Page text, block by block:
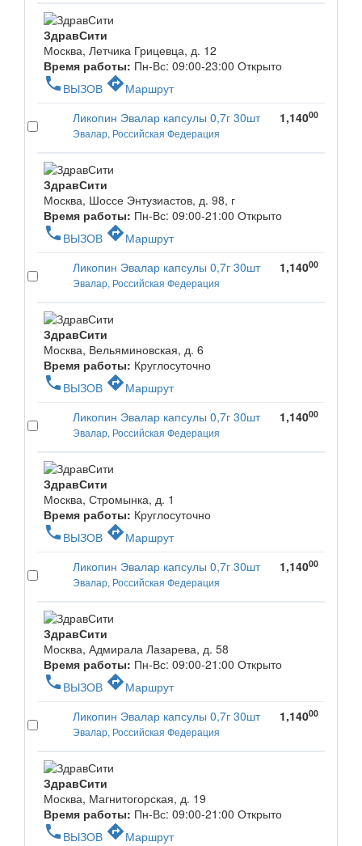
ЗдравСити
Москва, Летчика Грицевца, д. 12
Время работы: Пн-Вс: 09:00-23:00 Открыто
phone ВЫЗОВ directionsМаршрут
Ликопин Эвалар капсулы 0,7г 30шт
Эвалар, Российская Федерация
1,14000
ЗдравСити
Москва, Шоссе Энтузиастов, д. 98, г
Время работы: Пн-Вс: 09:00-21:00 Открыто
phone ВЫЗОВ directionsМаршрут
Ликопин Эвалар капсулы 0,7г 30шт
Эвалар, Российская Федерация
1,14000
ЗдравСити
Москва, Вельяминовская, д. 6
Время работы: Круглосуточно
phone ВЫЗОВ directionsМаршрут
Ликопин Эвалар капсулы 0,7г 30шт
Эвалар, Российская Федерация
1,14000
ЗдравСити
Москва, Стромынка, д. 1
Время работы: Круглосуточно
phone ВЫЗОВ directionsМаршрут
Ликопин Эвалар капсулы 0,7г 30шт
Эвалар, Российская Федерация
1,14000
ЗдравСити
Москва, Адмирала Лазарева, д. 58
Время работы: Пн-Вс: 09:00-21:00 Открыто
phone ВЫЗОВ directionsМаршрут
Ликопин Эвалар капсулы 0,7г 30шт
Эвалар, Российская Федерация
1,14000
ЗдравСити
Москва, Магнитогорская, д. 19
Время работы: Пн-Вс: 09:00-21:00 Открыто
phone ВЫЗОВ directionsМаршрут